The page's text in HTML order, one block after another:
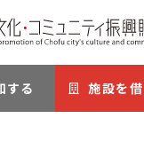
する 施設を